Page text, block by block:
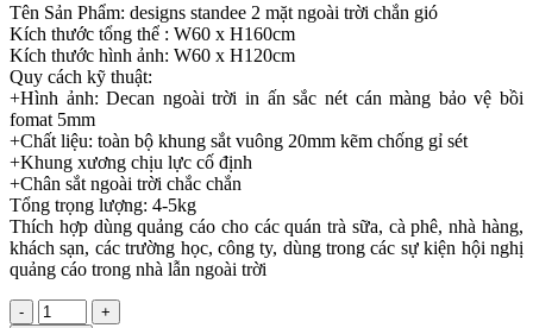
Tên Sản Phẩm: designs standee 2 mặt ngoài trời chắn gió
Kích thước tổng thể : W60 x H160cm
Kích thước hình ảnh: W60 x H120cm
Quy cách kỹ thuật:
+Hình ảnh: Decan ngoài trời in ấn sắc nét cán màng bảo vệ bồi
fomat 5mm
+Chất liệu: toàn bộ khung sắt vuông 20mm kẽm chống gỉ sét
+Khung xương chịu lực cố định
+Chân sắt ngoài trời chắc chắn
Tổng trọng lượng: 4-5kg
Thích hợp dùng quảng cáo cho các quán trà sữa, cà phê, nhà hàng,
khách sạn, các trường học, công ty, dùng trong các sự kiện hội nghị
quảng cáo trong nhà lẫn ngoài trời
-
+